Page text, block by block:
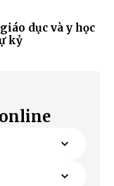
dục và y học
kỷ